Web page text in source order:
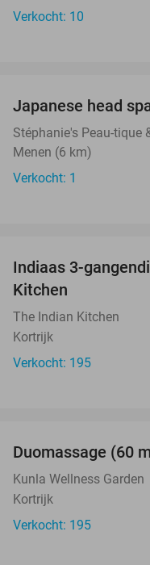
Verkocht: 10
Japanese head
Stéphanie's Peau-tique
Menen (6 km)
Verkocht: 1
Indiaas 3-
Kitchen
The Indian Kitchen
Kortrijk
Verkocht: 195
Duomassage (60
Kunla Wellness Garden
Kortrijk
Verkocht: 195